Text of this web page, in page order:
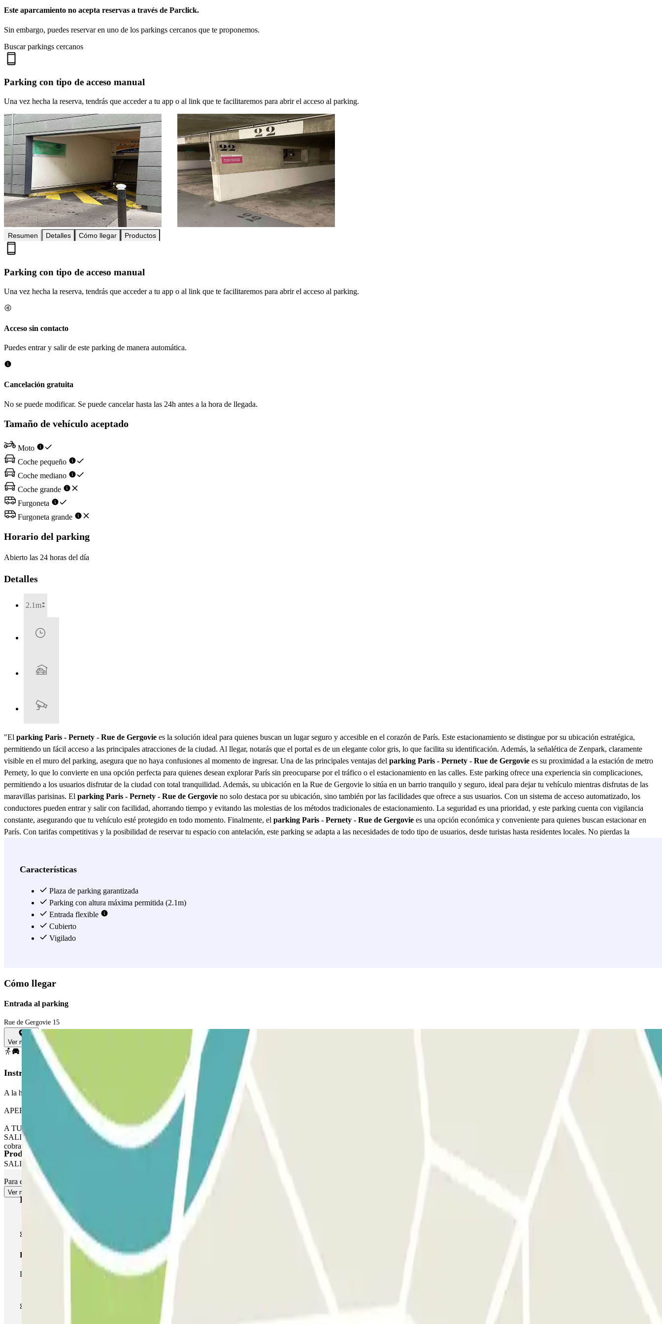
Este aparcamiento no acepta reservas a través de Parclick.
Sin embargo, puedes reservar en uno de los parkings cercanos que te proponemos.
Buscar parkings cercanos
Parking con tipo de acceso manual
Una vez hecha la reserva, tendrás que acceder a tu app o al link que te facilitaremos para abrir el acceso al parking.
Resumen Detalles Cómo llegar Productos
Parking con tipo de acceso manual
Una vez hecha la reserva, tendrás que acceder a tu app o al link que te facilitaremos para abrir el acceso al parking.
Acceso sin contacto
Puedes entrar y salir de este parking de manera automática.
Cancelación gratuita
No se puede modificar. Se puede cancelar hasta las 24h antes a la hora de llegada.
Tamaño de vehículo aceptado
Moto
Coche pequeño
Coche mediano
Coche grande
Furgoneta
Furgoneta grande
Horario del parking
Abierto las 24 horas del día
Detalles
2.1m
"El parking Paris - Pernety - Rue de Gergovie es la solución ideal para quienes buscan un lugar seguro y accesible en el corazón de París. Este estacionamiento se distingue por su ubicación estratégica,
permitiendo un fácil acceso a las principales atracciones de la ciudad. Al llegar, notarás que el portal es de un elegante color gris, lo que facilita su identificación. Además, la señalética de Zenpark, claramente
visible en el muro del parking, asegura que no haya confusiones al momento de ingresar. Una de las principales ventajas del parking Paris - Pernety - Rue de Gergovie es su proximidad a la estación de metro
Pernety, lo que lo convierte en una opción perfecta para quienes desean explorar París sin preocuparse por el tráfico o el estacionamiento en las calles. Este parking ofrece una experiencia sin complicaciones,
permitiendo a los usuarios disfrutar de la ciudad con total tranquilidad. Además, su ubicación en la Rue de Gergovie lo sitúa en un barrio tranquilo y seguro, ideal para dejar tu vehículo mientras disfrutas de las
maravillas parisinas. El parking Paris - Pernety - Rue de Gergovie no solo destaca por su ubicación, sino también por las facilidades que ofrece a sus usuarios. Con un sistema de acceso automatizado, los
conductores pueden entrar y salir con facilidad, ahorrando tiempo y evitando las molestias de los métodos tradicionales de estacionamiento. La seguridad es una prioridad, y este parking cuenta con vigilancia
constante, asegurando que tu vehículo esté protegido en todo momento. Finalmente, el parking Paris - Pernety - Rue de Gergovie es una opción económica y conveniente para quienes buscan estacionar en
París. Con tarifas competitivas y la posibilidad de reservar tu espacio con antelación, este parking se adapta a las necesidades de todo tipo de usuarios, desde turistas hasta residentes locales. No pierdas la
Ver más
Características
Plaza de parking garantizada
Parking con altura máxima permitida (2.1m)
Entrada flexible
Cubierto
Vigilado
Cómo llegar
Entrada al parking
Rue de Gergovie 15
Ver mapa
Instrucciones
A la hora de acceder al parking recuerda revisar el apartado de "Información Importante". El acceso a este parking se hace a través de nuestra aplicación.
APERTURA A TRAVÉS DE LA APLICACIÓN PARCLICK
A TU LLEGADA: Desde la aplicación o a través del enlace de tu reserva, utiliza el botón previsto para abrir la entrada. Asegúrate de que te encuentra frente a la entrada correcta antes de activar el botón. A LA
SALIDA: Una vez que hayas entrado, recibirás el botón para abrir la salida. El proceso es el mismo que para la entrada. MARGEN: Puedes acceder al aparcamiento hasta 1 hora antes de tu reserva, pero se te
cobrará por este tiempo extra.
SALIDA PEATONAL
Para el acceso peatonal, consulta nuestro apartado de "Información importante".
Ver más
Productos de Parclick
Productos de Parclick
Pase básico
Durante tu estancia podrás entrar y salir una única vez al parking